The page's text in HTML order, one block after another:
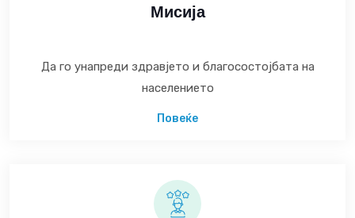
Мисија
Да го унапреди здравјето и благосостојбата на
населението
Повеќе